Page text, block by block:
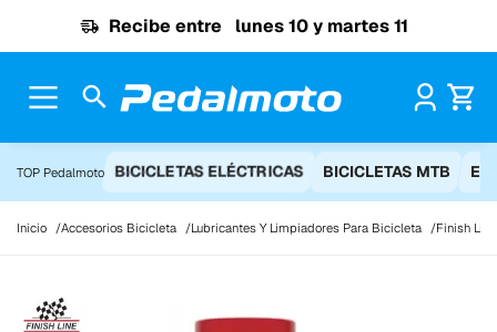
Recibe entre lunes 10 y martes 11
TOP Pedalmoto BICICLETAS ELÉCTRICAS BICICLETAS MTB
Inicio Accesorios Bicicleta Lubricantes Y Limpiadores Para Bicicleta Finish